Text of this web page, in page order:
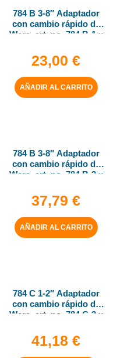
784 B 3-8″ Adaptador
con cambio rápido de
Wera, art. no. 784 B-1 x
23,00 €
AÑADIR AL CARRITO
784 B 3-8″ Adaptador
con cambio rápido de
Wera, art. no. 784 B-2 x
37,79 €
AÑADIR AL CARRITO
784 C 1-2″ Adaptador
con cambio rápido de
Wera, art. no. 784 C-2 x
41,18 €